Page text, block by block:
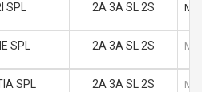
SPL 2A 3A SL 2S M
SPL 2A 3A SL 2S M
SPL 2A 3A SL 2S M